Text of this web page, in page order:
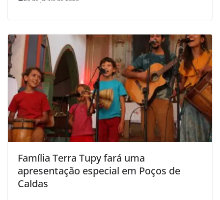
Família Terra Tupy fará uma
apresentação especial em Poços de
Caldas